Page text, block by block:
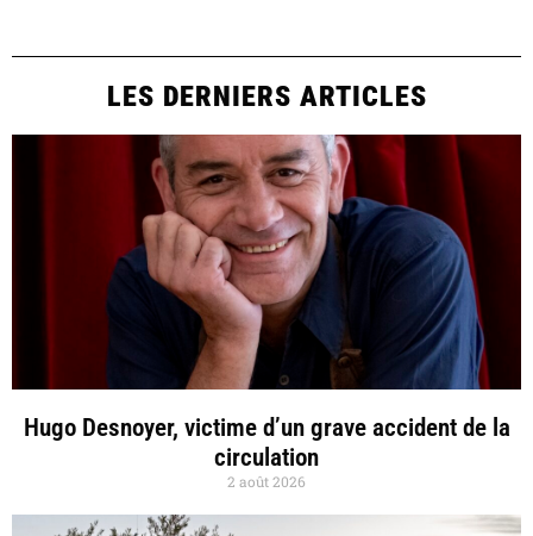
LES DERNIERS ARTICLES
Hugo Desnoyer, victime d’un grave accident de la
circulation
2 août 2026